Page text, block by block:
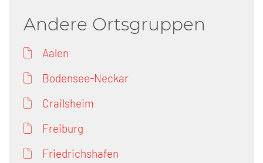
Andere Ortsgruppen
Aalen
Bodensee-Neckar
Crailsheim
Freiburg
Friedrichshafen